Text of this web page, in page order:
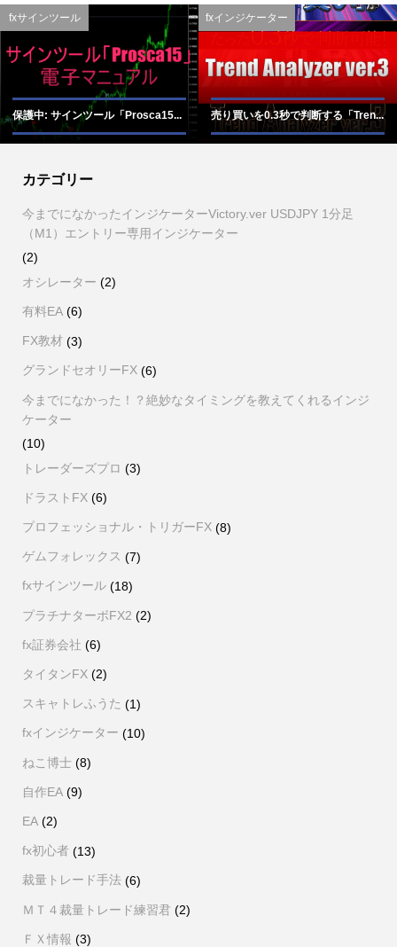
fxサインツール
保護中: サインツール「Prosca15...
fxインジケーター
売り買いを0.3秒で判断する「Tren...
カテゴリー
今までになかったインジケーターVictory.ver USDJPY 1分足
（M1）エントリー専用インジケーター
(2)
オシレーター (2)
有料EA(6)
FX教材(3)
グランドセオリーFX(6)
今までになかった！？絶妙なタイミングを教えてくれるインジ
ケーター
(10)
トレーダーズプロ (3)
ドラストFX(6)
プロフェッショナル・トリガーFX(8)
ゲムフォレックス (7)
fxサインツール(18)
プラチナターボFX2 (2)
fx証券会社 (6)
タイタンFX(2)
スキャトレふうた (1)
fxインジケーター (10)
ねこ博士(8)
自作EA(9)
EA(2)
fx初心者(13)
裁量トレード手法(6)
ＭＴ４裁量トレード練習君 (2)
ＦＸ情報 (3)